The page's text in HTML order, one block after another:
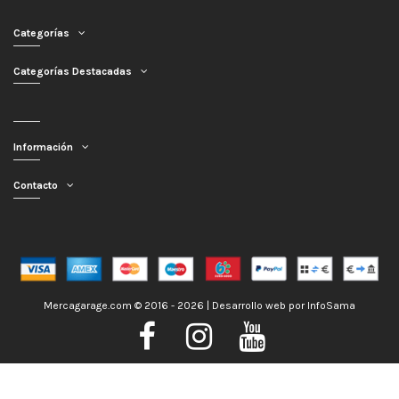
Categorías
Categorías Destacadas
Información
Contacto
Mercagarage.com © 2016 - 2026 | Desarrollo web por InfoSama